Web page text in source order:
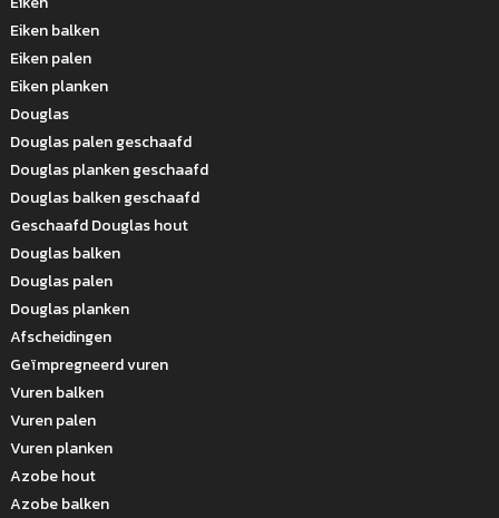
Eiken balken
Eiken palen
Eiken planken
Douglas
Douglas palen geschaafd
Douglas planken geschaafd
Douglas balken geschaafd
Geschaafd Douglas hout
Douglas balken
Douglas palen
Douglas planken
Afscheidingen
Geïmpregneerd vuren
Vuren balken
Vuren palen
Vuren planken
Azobe hout
Azobe balken